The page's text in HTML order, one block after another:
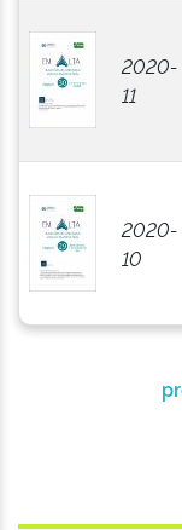
2020-
11
2020-
10